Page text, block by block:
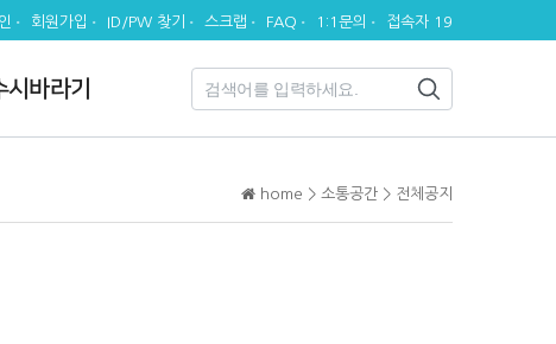
회원가입 ID/PW 찾기 스크랩 FAQ 1:1문의 접속자 19
시바라기
home > 소통공간 > 전체공지